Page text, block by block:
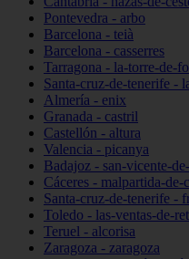
Pontevedra - arbo
Barcelona - teià
Barcelona - casserres
Tarragona - la-torre-de-
Santa-cruz-de-tenerife -
Almería - enix
Granada - castril
Castellón - altura
Valencia - picanya
Badajoz - san-vicente-
Cáceres - malpartida-de-
Santa-cruz-de-tenerife -
Toledo - las-ventas-de-
Teruel - alcorisa
Zaragoza - zaragoza